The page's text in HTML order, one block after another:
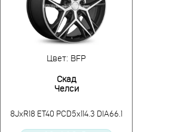
Цвет: BFP
Скад
Челси
8JxR18 ET40 PCD5x114.3 DIA66.1